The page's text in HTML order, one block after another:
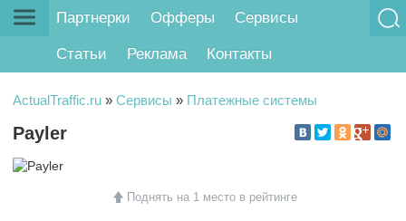
Партнерки Офферы Сервисы
Статьи Реклама Контакты
ActualTraffic.ru » Сервисы » Платежные системы
Payler
Поднять на 1 место в рейтинге